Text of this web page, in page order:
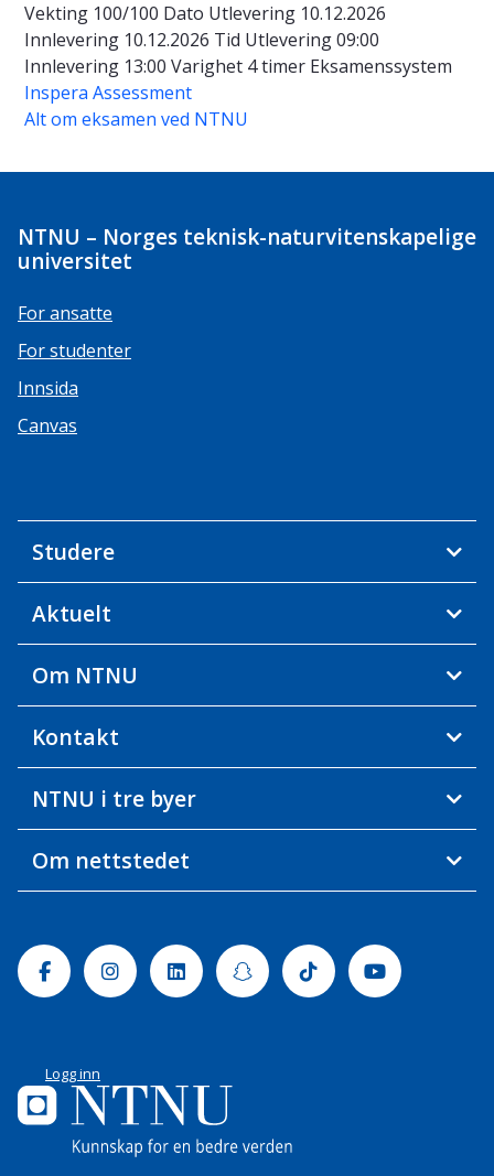
Vekting 100/100 Dato Utlevering 10.12.2026
Innlevering 10.12.2026 Tid Utlevering 09:00
Innlevering 13:00 Varighet 4 timer Eksamenssystem
Inspera Assessment
Alt om eksamen ved NTNU
NTNU – Norges teknisk-naturvitenskapelige
universitet
For ansatte
For studenter
Innsida
Canvas
Studere
Aktuelt
Om NTNU
Kontakt
NTNU i tre byer
Om nettstedet
FacebookInstagramLinkedinSnapchatTiktok Youtube
Logg inn